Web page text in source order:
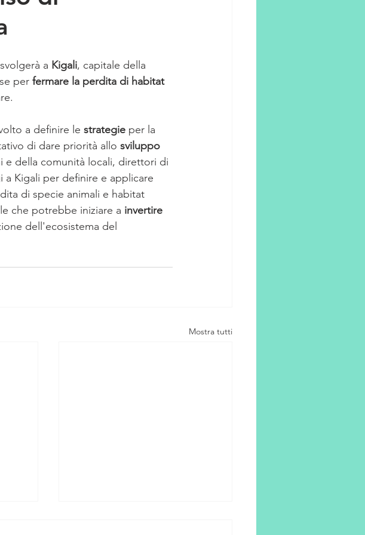
a Kigali, capitale della
per fermare la perdita di habitat
a definire le strategie per la
di dare priorità allo sviluppo
e della comunità locali, direttori di
Kigali per definire e applicare
di specie animali e habitat
che potrebbe iniziare a invertire
dell'ecosistema del
Mostra tutti